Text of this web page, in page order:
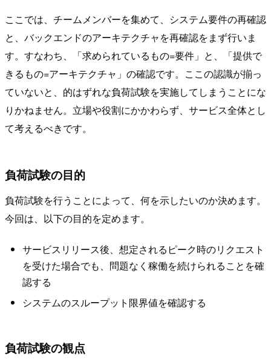
ここでは、チームメンバーを集めて、システム要件の再確認
と、バックエンドのアーキテクチャを再確認をまず行いま
す。すなわち、「求められているもの=要件」と、「提供で
きるもの=アーキテクチャ」の確認です。ここの認識が揃っ
ていないと、的はずれな負荷試験を実施してしまうことにな
りかねません。立場や役割にかかわらず、サービス全体とし
て考えるべきです。
負荷試験の目的
負荷試験を行うことによって、何を示したいのか決めます。
今回は、以下の目的を定めます。
サービスリリース後、想定されるピーク時のリクエスト
を受けた場合でも、問題なく稼働を続けられることを確
認する
システムのスループット限界値を確認する
負荷試験の観点